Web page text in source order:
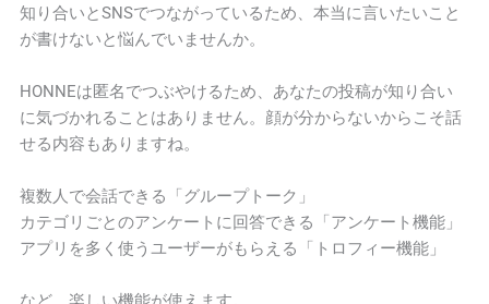
知り合いとSNSでつながっているため、本当に言いたいこと
が書けないと悩んでいませんか。
HONNEは匿名でつぶやけるため、あなたの投稿が知り合い
に気づかれることはありません。顔が分からないからこそ話
せる内容もありますね。
複数人で会話できる「グループトーク」
カテゴリごとのアンケートに回答できる「アンケート機能」
アプリを多く使うユーザーがもらえる「トロフィー機能」